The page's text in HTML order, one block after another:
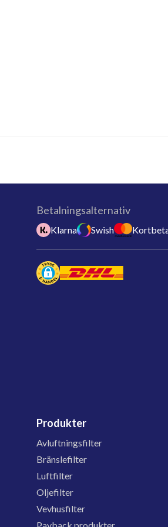
Betalningsalternativ
Klarna Swish
Produkter
Avluftningsfilter
Bränslefilter
Luftfilter
Oljefilter
Vevhusfilter